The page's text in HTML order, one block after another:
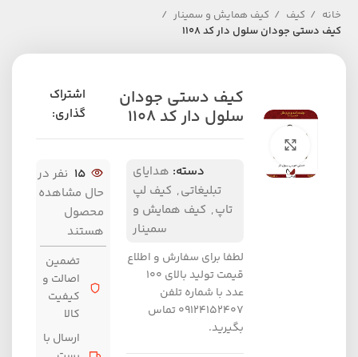
خانه کیف
کیف همایش و سمینار
کیف دستی جودان سلول دار کد 1108
کیف دستی جودان
سلول دار کد 1108
اشتراک
گذاری:
دسته: هدایای
تبلیغاتی, کیف لپ
تاپ, کیف همایش و
سمینار
لطفا برای سفارش و اطلاع
قیمت تولید بالای 100
عدد با شماره تلفن
09124152407 تماس
بگیرید.
15 نفر در
حال مشاهده
محصول
هستند
تضمین
اصالت و
کیفیت
کالا
ارسال با